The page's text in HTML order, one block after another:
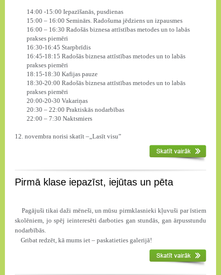
14:00 -15:00 Iepazīšanās, pusdienas
15:00 – 16:00 Seminārs. Radošuma jēdziens un izpausmes
16:00 – 16:30 Radošās biznesa attīstības metodes un to labās
prakses piemēri
16:30-16:45 Starpbrīdis
16:45-18:15 Radošās biznesa attīstības metodes un to labās
prakses piemēri
18:15-18:30 Kafijas pauze
18:30-20:00 Radošās biznesa attīstības metodes un to labās
prakses piemēri
20:00-20-30 Vakariņas
20:30 – 22:00 Praktiskās nodarbības
22:00 – 7:30 Naktsmiers
12. novembra norisi skatīt –„Lasīt visu”
Pirmā klase iepazīst, iejūtas un pēta
Pagājuši tikai daži mēneši, un mūsu pirmklasnieki kļuvuši par īstiem
skolēniem, jo spēj ieinteresēti darboties gan stundās, gan ārpusstundu
nodarbībās.
Gribat redzēt, kā mums iet – paskatieties galerijā!